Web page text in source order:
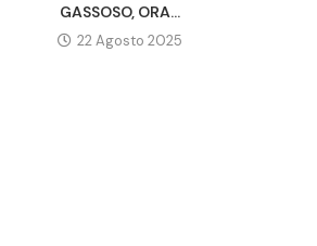
GASSOSO, ORA...
22 Agosto 2025